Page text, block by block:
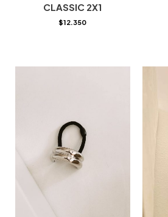
CLASSIC 2X1
$12.350